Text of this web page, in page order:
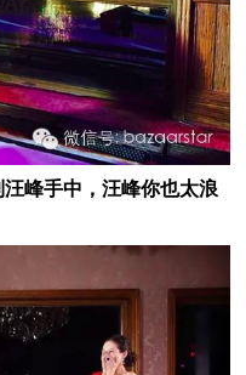
峰手中，汪峰你也太浪